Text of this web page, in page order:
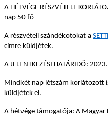
A HÉTVÉGE RÉSZVÉTELE
nap 50 fő
A részvételi szándékotokat a
címre küldjétek.
A JELENTKEZÉSI HATÁRIDŐ:
Mindkét nap létszám korlátozott
küldjétek el.
A hétvége támogatója: A Magyar